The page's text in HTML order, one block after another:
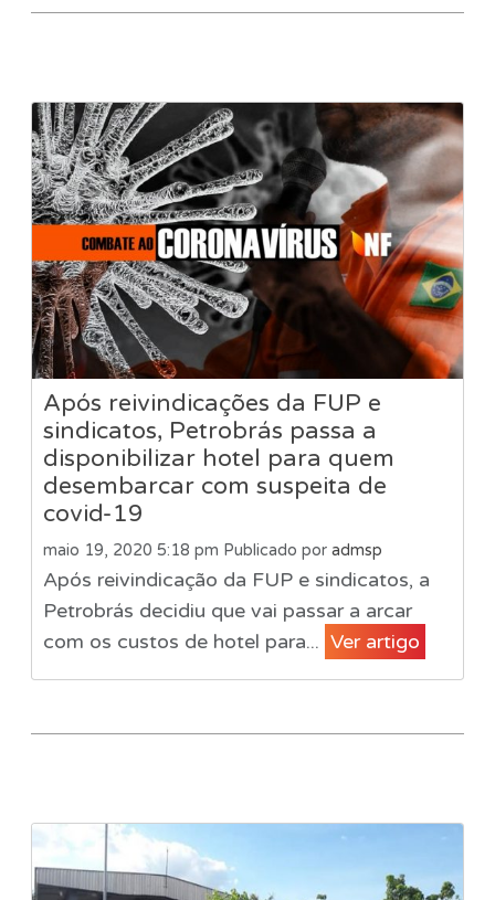
Após reivindicações da FUP e
sindicatos, Petrobrás passa a
disponibilizar hotel para quem
desembarcar com suspeita de
covid-19
maio 19, 2020 5:18 pm Publicado por admsp
Após reivindicação da FUP e sindicatos, a
Petrobrás decidiu que vai passar a arcar
com os custos de hotel para... Ver artigo